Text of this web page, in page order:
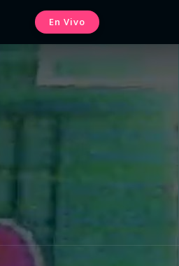
En Vivo